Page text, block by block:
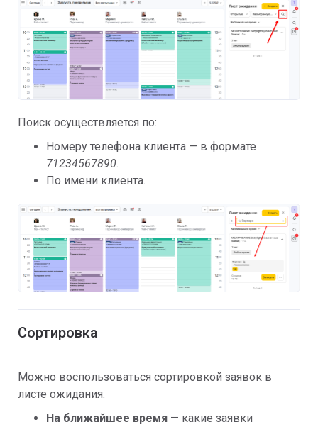
Поиск осуществляется по:
Номеру телефона клиента — в формате
71234567890.
По имени клиента.
Сортировка
Можно воспользоваться сортировкой заявок в
листе ожидания:
На ближайшее время — какие заявки